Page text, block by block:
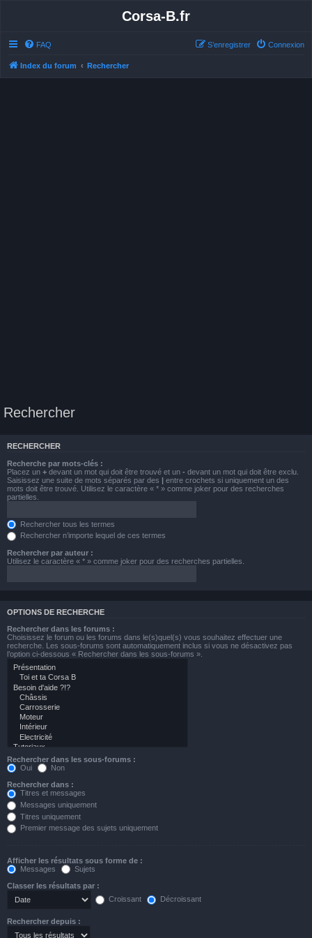
Corsa-B.fr
FAQ Connexion
S’enregistrer
Index du forum Rechercher
Rechercher
RECHERCHER
Recherche par mots-clés :
Placez un + devant un mot qui doit être trouvé et un - devant un mot qui doit être exclu.
Saisissez une suite de mots séparés par des | entre crochets si uniquement un des
mots doit être trouvé. Utilisez le caractère « * » comme joker pour des recherches
partielles.
Rechercher tous les termes
Rechercher n’importe lequel de ces termes
Rechercher par auteur :
Utilisez le caractère « * » comme joker pour des recherches partielles.
OPTIONS DE RECHERCHE
Rechercher dans les forums :
Choisissez le forum ou les forums dans le(s)quel(s) vous souhaitez effectuer une
recherche. Les sous-forums sont automatiquement inclus si vous ne désactivez pas
l’option ci-dessous « Rechercher dans les sous-forums ».
Rechercher dans les sous-forums :
Oui
Non
Rechercher dans :
Titres et messages
Messages uniquement
Titres uniquement
Premier message des sujets uniquement
Afficher les résultats sous forme de :
Messages
Sujets
Classer les résultats par :
Croissant
Décroissant
Rechercher depuis :